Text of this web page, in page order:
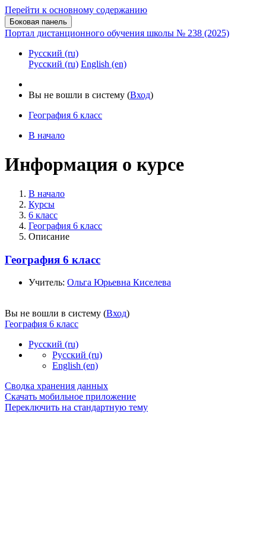
Перейти к основному содержанию
Боковая панель
Портал дистанционного обучения школы № 238 (2025)
Русский ‎(ru)‎
Русский ‎(ru)‎ English ‎(en)‎
Вы не вошли в систему (Вход)
География 6 класс
В начало
Информация о курсе
В начало
Курсы
6 класс
География 6 класс
Описание
География 6 класс
Учитель: Ольга Юрьевна Киселева
Вы не вошли в систему (Вход)
География 6 класс
Русский ‎(ru)‎
Русский ‎(ru)‎
English ‎(en)‎
Сводка хранения данных
Скачать мобильное приложение
Переключить на стандартную тему